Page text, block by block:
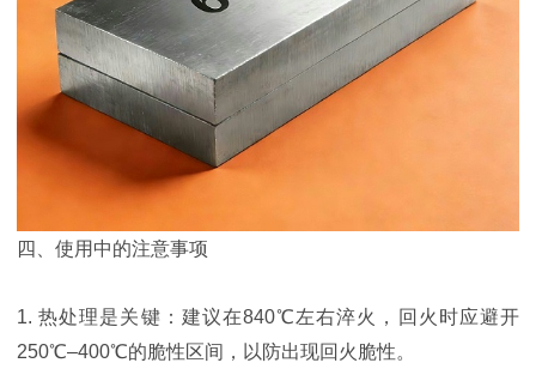
四、使用中的注意事项
1. 热处理是关键：建议在840℃左右淬火，回火时应避开
250℃–400℃的脆性区间，以防出现回火脆性。